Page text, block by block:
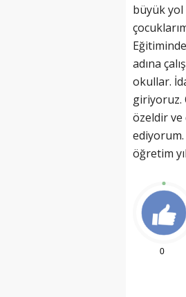
büyük yol
adına
okullar.
giriyoruz.
özeldir ve
öğretim
0